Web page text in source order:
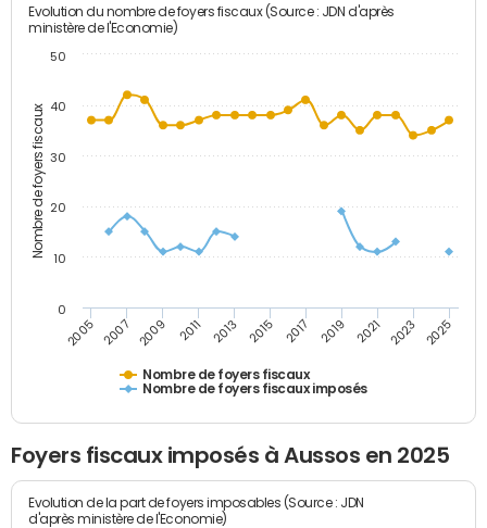
Nombre de foyers fiscaux
Evolution du nombre de foyers fiscaux (Source : JDN d'après
ministère de l'Economie)
Nombre de foyers fiscaux
Nombre de foyers fiscaux imposés
2005 2007 2009 2011 2013 2015 2017 2019 2021 2023 2025
0
10
20
30
40
50
Foyers fiscaux imposés à Aussos en 2025
Evolution de la part de foyers imposables (Source : JDN
d'après ministère de l'Economie)